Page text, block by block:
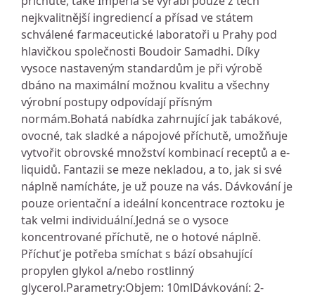
nejkvalitnější ingrediencí a přísad ve státem
schválené farmaceutické laboratoři u Prahy pod
hlavičkou společnosti Boudoir Samadhi. Díky
vysoce nastaveným standardům je při výrobě
dbáno na maximální možnou kvalitu a všechny
výrobní postupy odpovídají přísným
normám.Bohatá nabídka zahrnující jak tabákové,
ovocné, tak sladké a nápojové příchutě, umožňuje
vytvořit obrovské množství kombinací receptů a e-
liquidů. Fantazii se meze nekladou, a to, jak si své
náplně namícháte, je už pouze na vás. Dávkování je
pouze orientační a ideální koncentrace roztoku je
tak velmi individuální.Jedná se o vysoce
koncentrované příchutě, ne o hotové náplně.
Příchuť je potřeba smíchat s bází obsahující
propylen glykol a/nebo rostlinný
glycerol.Parametry:Objem: 10mlDávkování: 2-